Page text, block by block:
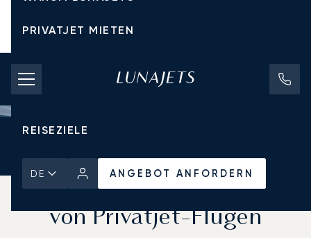
PRIVATJET MIETEN
CHARTERPREISE
PRIVATJETS
REISEZIELE
DE ANGEBOT ANFORDERN
Die geschäftlichen Vorteile
von Privatjet-Flügen